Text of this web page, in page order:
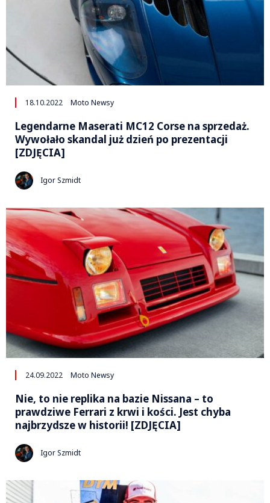
18.10.2022 Moto Newsy
Legendarne Maserati MC12 Corse na sprzedaż.
Wywołało skandal już dzień po prezentacji
[ZDJĘCIA]
Igor Szmidt
24.09.2022 Moto Newsy
Nie, to nie replika na bazie Nissana – to
prawdziwe Ferrari z krwi i kości. Jest chyba
najbrzydsze w historii! [ZDJĘCIA]
Igor Szmidt